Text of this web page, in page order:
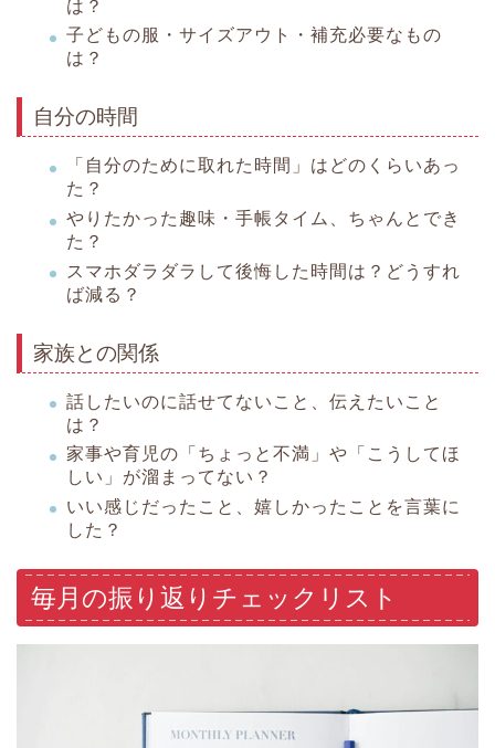
は？
子どもの服・サイズアウト・補充必要なもの
は？
自分の時間
「自分のために取れた時間」はどのくらいあっ
た？
やりたかった趣味・手帳タイム、ちゃんとでき
た？
スマホダラダラして後悔した時間は？どうすれ
ば減る？
家族との関係
話したいのに話せてないこと、伝えたいこと
は？
家事や育児の「ちょっと不満」や「こうしてほ
しい」が溜まってない？
いい感じだったこと、嬉しかったことを言葉に
した？
毎月の振り返りチェックリスト